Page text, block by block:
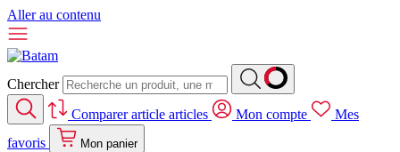
Aller au contenu
Chercher
Comparerarticle articles Mon compte
Mes
favoris
Mon panier